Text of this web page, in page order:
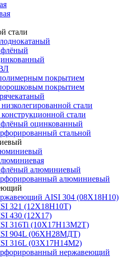
стали
покрытием
покрытием
стали
стали
оцинкованный
стальной
алюминиевый
алюминиевый
AISI 304 (08Х18Н10)
321 (12Х18Н10Т)
430 (12Х17)
316Ti (10Х17Н13М2Т)
904L (06ХН28МДТ)
316L (03Х17Н14М2)
нержавеющий